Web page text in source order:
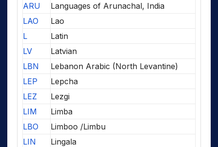
ARU
Languages of Arunachal, India
LAO
Lao
L
Latin
LV
Latvian
LBN
Lebanon Arabic (North Levantine)
LEP
Lepcha
LEZ
Lezgi
LIM
Limba
LBO
Limboo /Limbu
LIN
Lingala